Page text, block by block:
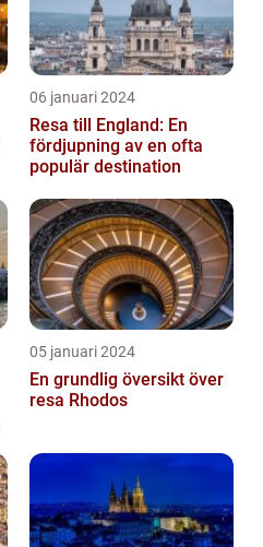
06 januari 2024
Resa till England: En
fördjupning av en ofta
populär destination
05 januari 2024
En grundlig översikt över
resa Rhodos